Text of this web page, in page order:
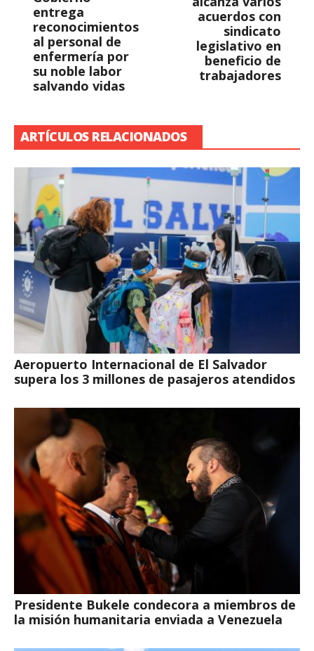
entrega
reconocimientos
al personal de
enfermería por
su noble labor
salvando vidas
acuerdos con
sindicato
legislativo en
beneficio de
trabajadores
ARTÍCULOS RELACIONADOS
Aeropuerto Internacional de El Salvador
supera los 3 millones de pasajeros atendidos
Presidente Bukele condecora a miembros de
la misión humanitaria enviada a Venezuela